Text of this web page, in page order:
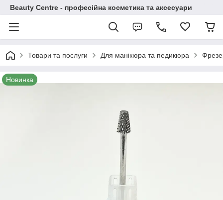
Beauty Centre - професійна косметика та аксесуари
Товари та послуги Для манікюра та педикюра
Новинка